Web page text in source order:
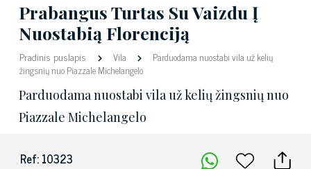
Prabangus Turtas Su Vaizdu Į
Nuostabią Florenciją
Pradinis puslapis Vila
Parduodama nuostabi vila už kelių
žingsnių nuo Piazzale Michelangelo
Parduodama nuostabi vila už kelių žingsnių nuo
Piazzale Michelangelo
Ref: 10323